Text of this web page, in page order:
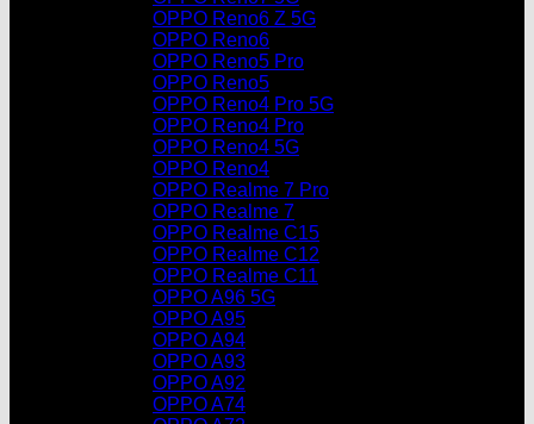
OPPO Reno6 Z 5G
OPPO Reno6
OPPO Reno5 Pro
OPPO Reno5
OPPO Reno4 Pro 5G
OPPO Reno4 Pro
OPPO Reno4 5G
OPPO Reno4
OPPO Realme 7 Pro
OPPO Realme 7
OPPO Realme C15
OPPO Realme C12
OPPO Realme C11
OPPO A96 5G
OPPO A95
OPPO A94
OPPO A93
OPPO A92
OPPO A74